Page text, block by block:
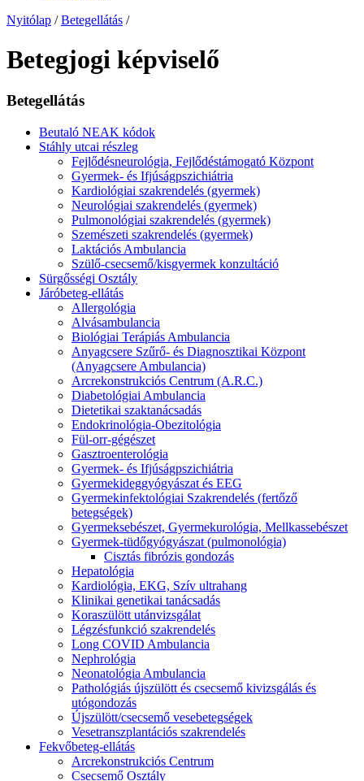
Nyitólap / Betegellátás /
Betegjogi képviselő
Betegellátás
Beutaló NEAK kódok
Stáhly utcai részleg
Fejlődésneurológia, Fejlődéstámogató Központ
Gyermek- és Ifjúságpszichiátria
Kardiológiai szakrendelés (gyermek)
Neurológiai szakrendelés (gyermek)
Pulmonológiai szakrendelés (gyermek)
Szemészeti szakrendelés (gyermek)
Laktációs Ambulancia
Szülő-csecsemő/kisgyermek konzultáció
Sürgősségi Osztály
Járóbeteg-ellátás
Allergológia
Alvásambulancia
Biológiai Terápiás Ambulancia
Anyagcsere Szűrő- és Diagnosztikai Központ
(Anyagcsere Ambulancia)
Arcrekonstrukciós Centrum (A.R.C.)
Diabetológiai Ambulancia
Dietetikai szaktanácsadás
Endokrinológia-Obezitológia
Fül-orr-gégészet
Gasztroenterológia
Gyermek- és Ifjúságpszichiátria
Gyermekideggyógyászat és EEG
Gyermekinfektológiai Szakrendelés (fertőző
betegségek)
Gyermeksebészet, Gyermekurológia, Mellkassebészet
Gyermek-tüdőgyógyászat (pulmonológia)
Cisztás fibrózis gondozás
Hepatológia
Kardiológia, EKG, Szív ultrahang
Klinikai genetikai tanácsadás
Koraszülött utánvizsgálat
Légzésfunkció szakrendelés
Long COVID Ambulancia
Nephrológia
Neonatológia Ambulancia
Pathológiás újszülött és csecsemő kivizsgálás és
utógondozás
Újszülött/csecsemő vesebetegségek
Vesetranszplantációs szakrendelés
Fekvőbeteg-ellátás
Arcrekonstrukciós Centrum
Csecsemő Osztály